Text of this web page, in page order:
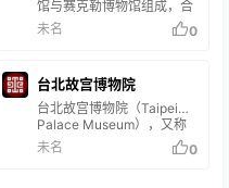
按时间顺序从古代艺术到当
代艺术来分，按地理上集中
洲，其中希腊和罗马古物的
杰出收藏包括陶瓷、大理
石、青铜…
馆与赛克勒博物馆组成，合
称美国国立亚洲艺术博物
馆，隶属于史密森学会，位
费开放，每日接待时间为10
时至17时30分，圣诞节闭
馆。 弗瑞尔美术馆由实业家
查尔斯·弗瑞尔于1923年捐
建，为史密森学会旗下首座
未名 0
台北故宫博物院
台北故宫博物院（Taipei
Palace Museum），又称
中山博物院，位于中国台湾
省台北市士林区至善路二段
未名 0